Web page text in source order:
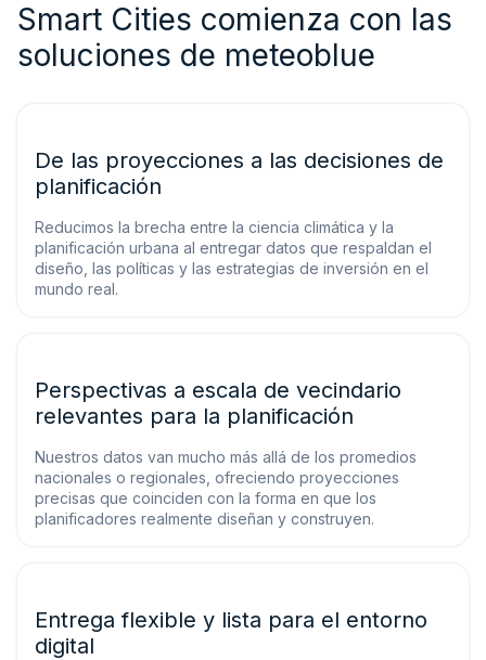
Smart Cities comienza con las
soluciones de meteoblue
De las proyecciones a las decisiones de
planificación
Reducimos la brecha entre la ciencia climática y la
planificación urbana al entregar datos que respaldan el
diseño, las políticas y las estrategias de inversión en el
mundo real.
Perspectivas a escala de vecindario
relevantes para la planificación
Nuestros datos van mucho más allá de los promedios
nacionales o regionales, ofreciendo proyecciones
precisas que coinciden con la forma en que los
planificadores realmente diseñan y construyen.
Entrega flexible y lista para el entorno
digital